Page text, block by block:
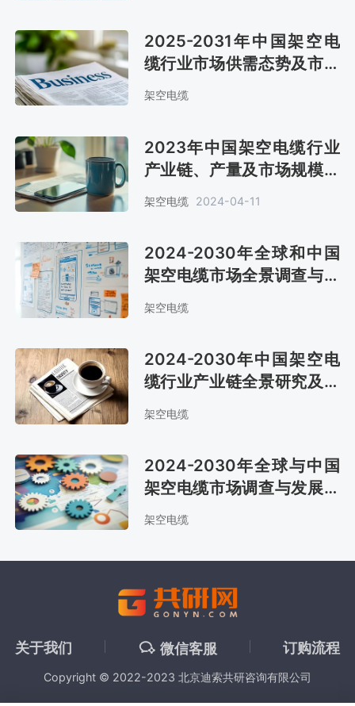
2025-2031年中国架空电
缆行业市场供需态势及市场
趋势预测报告
架空电缆
2023年中国架空电缆行业
产业链、产量及市场规模分
析[图]
架空电缆 2024-04-11
2024-2030年全球和中国
架空电缆市场全景调查与行
业前景预测报告
架空电缆
2024-2030年中国架空电
缆行业产业链全景研究及发
展战略咨询报告
架空电缆
2024-2030年全球与中国
架空电缆市场调查与发展趋
势研究报告
架空电缆
关于我们 微信客服 订购流程
Copyright © 2022-2023 北京迪索共研咨询有限公司